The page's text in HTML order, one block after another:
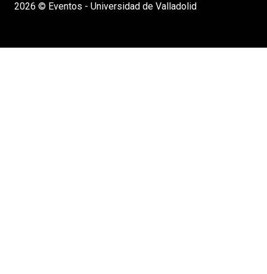
2026 © Eventos - Universidad de Valladolid